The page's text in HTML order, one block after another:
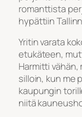
romanttista
hypättiin
Yritin varata
etukäteen,
Harmitti
silloin, kun me
kaupungin
niitä